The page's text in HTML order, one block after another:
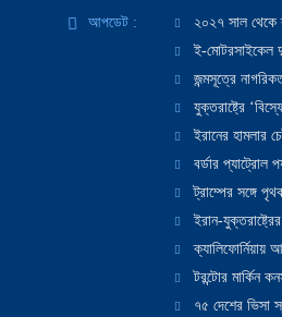
আপডেট :
২০২৭ সাল থেকে
ই-মোটরসাইকেল
জন্মসূত্রে
যুক্তরাষ্ট্রে
ইরানের হামলার
বর্ডার প্যাট্রোল
ট্রাম্পের সঙ্গে
ইরান-
ক্যালিফোর্নিয়ায়
টরন্টোর মার্কিন
৭৫ দেশের ভিসা